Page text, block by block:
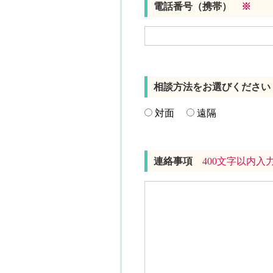
電話番号（携帯） ※
相談方法をお選びくださ
対面 遠隔
連絡事項 400文字以内入